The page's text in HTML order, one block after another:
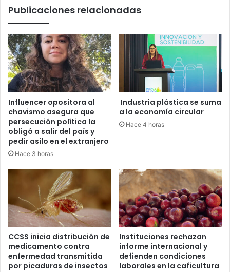
Publicaciones relacionadas
Influencer opositora al
chavismo asegura que
persecución política la
obligó a salir del país y
pedir asilo en el extranjero
Hace 3 horas
Industria plástica se suma
a la economía circular
Hace 4 horas
CCSS inicia distribución de
medicamento contra
enfermedad transmitida
por picaduras de insectos
Instituciones rechazan
informe internacional y
defienden condiciones
laborales en la caficultura